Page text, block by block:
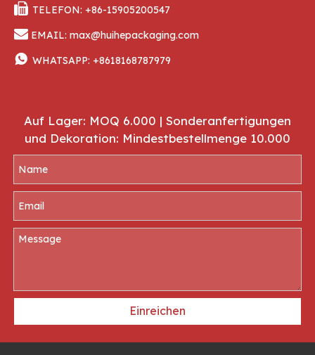
 TELEFON: +86-15905200547
 EMAIL: max@huihepackaging.com
 WHATSAPP: +8618168787979
Auf Lager: MOQ 6.000 | Sonderanfertigungen
und Dekoration: Mindestbestellmenge 10.000
Einreichen